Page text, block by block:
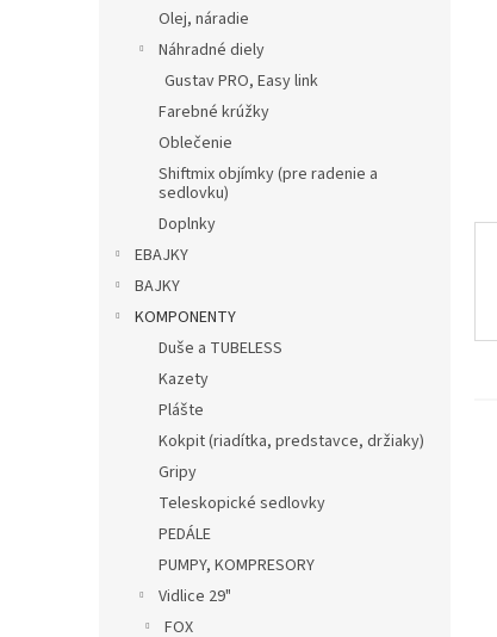
Olej, náradie
Náhradné diely
Gustav PRO, Easy link
Farebné krúžky
Oblečenie
Shiftmix objímky (pre radenie a
sedlovku)
Doplnky
EBAJKY
BAJKY
KOMPONENTY
Duše a TUBELESS
Kazety
Plášte
Kokpit (riadítka, predstavce, držiaky)
Gripy
Teleskopické sedlovky
PEDÁLE
PUMPY, KOMPRESORY
Vidlice 29"
FOX